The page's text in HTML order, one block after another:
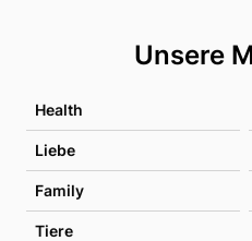
Unsere
Health
Liebe
Family
Tiere